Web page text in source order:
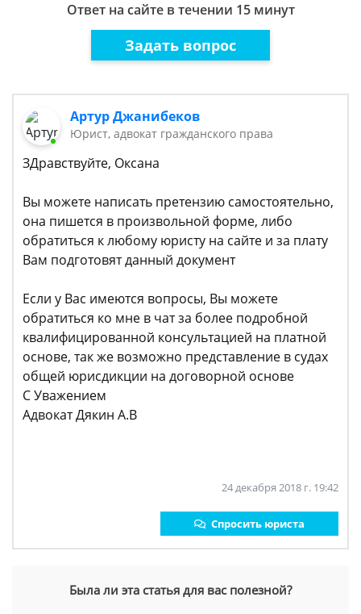
Ответ на сайте в течении 15 минут
Задать вопрос
Артур Джанибеков
Юрист, адвокат гражданского права
ЗДравствуйте, Оксана
Вы можете написать претензию самостоятельно,
она пишется в произвольной форме, либо
обратиться к любому юристу на сайте и за плату
Вам подготовят данный документ
Если у Вас имеются вопросы, Вы можете
обратиться ко мне в чат за более подробной
квалифицированной консультацией на платной
основе, так же возможно представление в судах
общей юрисдикции на договорной основе
С Уважением
Адвокат Дякин А.В
24 декабря 2018 г. 19:42
Спросить юриста
Была ли эта статья для вас полезной?